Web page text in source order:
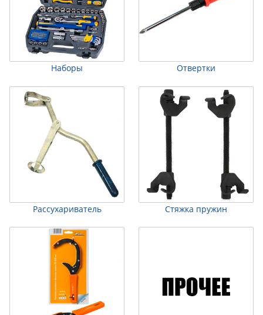
Наборы Отвертки
Рассухариватель Стяжка пружин